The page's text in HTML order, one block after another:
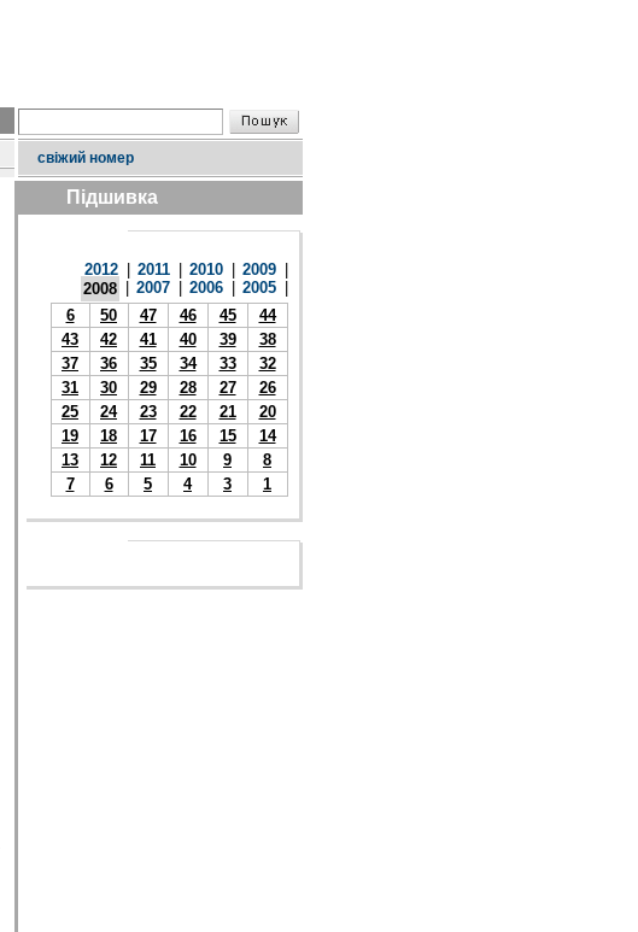
свіжий номер
Підшивка
2012 2011 2010 2009
2008
2007 2006 2005
6
50 47 46 45
44
43
42 41 40 39
38
37
36 35 34 33
32
31
30 29 28 27
26
25
24 23 22 21
20
19
18 17 16 15
14
13
12 11 10 9
8
7
6 5 4 3 1